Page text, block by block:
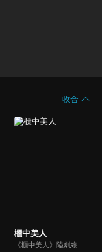
收合
櫃中美人